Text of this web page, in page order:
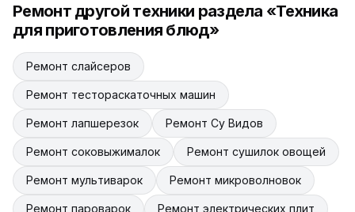
Ремонт другой техники раздела «Техника
для приготовления блюд»
Ремонт слайсеров
Ремонт тестораскаточных машин
Ремонт лапшерезок Ремонт Су Видов
Ремонт соковыжималок Ремонт сушилок овощей
Ремонт мультиварок Ремонт микроволновок
Ремонт пароварок Ремонт электрических плит